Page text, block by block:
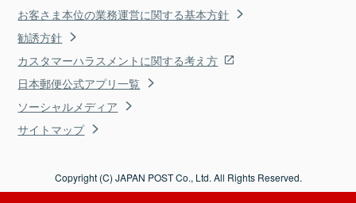
お客さま本位の業務運営に関する基本方針
勧誘方針
カスタマーハラスメントに関する考え方
日本郵便公式アプリ一覧
ソーシャルメディア
サイトマップ
Copyright (C) JAPAN POST Co., Ltd. All Rights Reserved.